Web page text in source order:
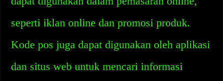
seperti iklan online dan promosi produk.
Kode pos juga dapat digunakan oleh aplikasi
dan situs web untuk mencari informasi